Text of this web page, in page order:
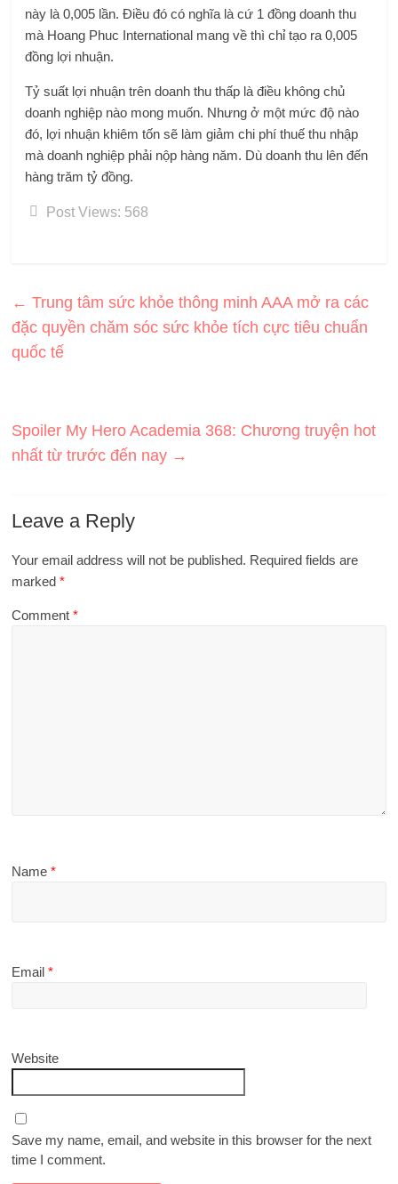
này là 0,005 lần. Điều đó có nghĩa là cứ 1 đồng doanh thu
mà Hoang Phuc International mang về thì chỉ tạo ra 0,005
đồng lợi nhuận.
Tỷ suất lợi nhuận trên doanh thu thấp là điều không chủ
doanh nghiệp nào mong muốn. Nhưng ở một mức độ nào
đó, lợi nhuận khiêm tốn sẽ làm giảm chi phí thuế thu nhập
mà doanh nghiệp phải nộp hàng năm. Dù doanh thu lên đến
hàng trăm tỷ đồng.
Post Views: 568
← Trung tâm sức khỏe thông minh AAA mở ra các
đặc quyền chăm sóc sức khỏe tích cực tiêu chuẩn
quốc tế
Spoiler My Hero Academia 368: Chương truyện hot
nhất từ ​​trước đến nay →
Leave a Reply
Your email address will not be published. Required fields are
marked*
Comment*
Name*
Email*
Website
Save my name, email, and website in this browser for the next
time I comment.